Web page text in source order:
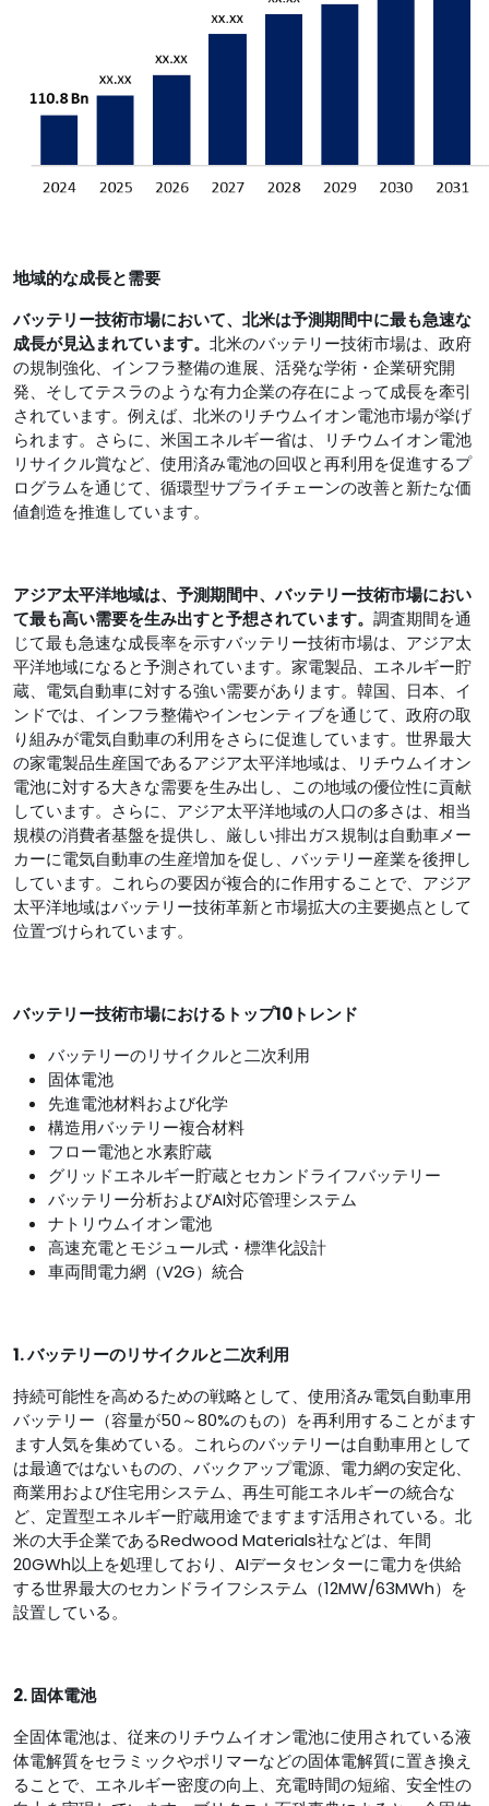
地域的な成長と需要
バッテリー技術市場において、北米は予測期間中に最も急速な
成長が見込まれています。 北米のバッテリー技術市場は、政府
の規制強化、インフラ整備の進展、活発な学術・企業研究開
発、そしてテスラのような有力企業の存在によって成長を牽引
されています。例えば、北米のリチウムイオン電池市場が挙げ
られます。さらに、米国エネルギー省は、リチウムイオン電池
リサイクル賞など、使用済み電池の回収と再利用を促進するプ
ログラムを通じて、循環型サプライチェーンの改善と新たな価
値創造を推進しています。
アジア太平洋地域は、予測期間中、バッテリー技術市場におい
て最も高い需要を生み出すと予想されています。 調査期間を通
じて最も急速な成長率を示すバッテリー技術市場は、アジア太
平洋地域になると予測されています。家電製品、エネルギー貯
蔵、電気自動車に対する強い需要があります。韓国、日本、イ
ンドでは、インフラ整備やインセンティブを通じて、政府の取
り組みが電気自動車の利用をさらに促進しています。世界最大
の家電製品生産国であるアジア太平洋地域は、リチウムイオン
電池に対する大きな需要を生み出し、この地域の優位性に貢献
しています。さらに、アジア太平洋地域の人口の多さは、相当
規模の消費者基盤を提供し、厳しい排出ガス規制は自動車メー
カーに電気自動車の生産増加を促し、バッテリー産業を後押し
しています。これらの要因が複合的に作用することで、アジア
太平洋地域はバッテリー技術革新と市場拡大の主要拠点として
位置づけられています。
バッテリー技術市場におけるトップ10トレンド
バッテリーのリサイクルと二次利用
固体電池
先進電池材料および化学
構造用バッテリー複合材料
フロー電池と水素貯蔵
グリッドエネルギー貯蔵とセカンドライフバッテリー
バッテリー分析およびAI対応管理システム
ナトリウムイオン電池
高速充電とモジュール式・標準化設計
車両間電力網（V2G）統合
1. バッテリーのリサイクルと二次利用
持続可能性を高めるための戦略として、使用済み電気自動車用
バッテリー（容量が50～80%のもの）を再利用することがます
ます人気を集めている。これらのバッテリーは自動車用として
は最適ではないものの、バックアップ電源、電力網の安定化、
商業用および住宅用システム、再生可能エネルギーの統合な
ど、定置型エネルギー貯蔵用途でますます活用されている。北
米の大手企業であるRedwood Materials社などは、年間
20GWh以上を処理しており、AIデータセンターに電力を供給
する世界最大のセカンドライフシステム（12MW/63MWh）を
設置している。
2. 固体電池
全固体電池は、従来のリチウムイオン電池に使用されている液
体電解質をセラミックやポリマーなどの固体電解質に置き換え
ることで、エネルギー密度の向上、充電時間の短縮、安全性の